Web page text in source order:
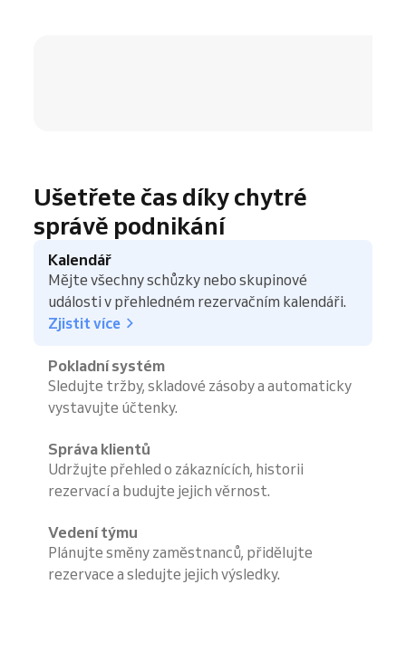
Ušetřete čas díky chytré
správě podnikání
Kalendář
Mějte všechny schůzky nebo skupinové
události v přehledném rezervačním kalendáři.
Zjistit více
Pokladní systém
Sledujte tržby, skladové zásoby a automaticky
vystavujte účtenky.
Správa klientů
Udržujte přehled o zákaznících, historii
rezervací a budujte jejich věrnost.
Vedení týmu
Plánujte směny zaměstnanců, přidělujte
rezervace a sledujte jejich výsledky.